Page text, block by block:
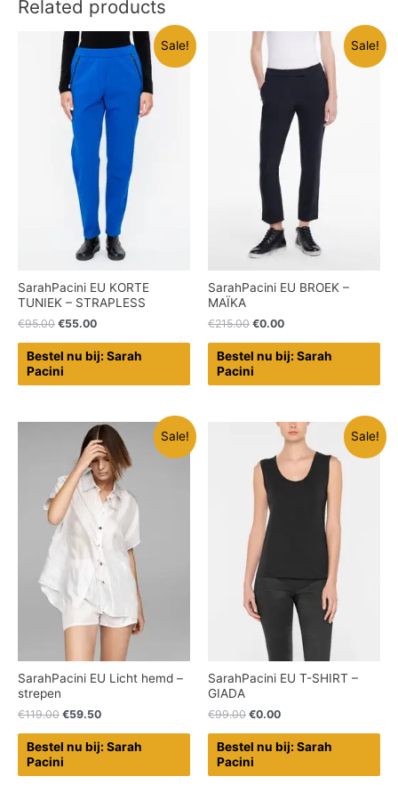
Related products
Sale!
SarahPacini EU KORTE
TUNIEK – STRAPLESS
€95.00 €55.00
Bestel nu bij: Sarah
Pacini
Sale!
SarahPacini EU BROEK –
MAÏKA
€215.00 €0.00
Bestel nu bij: Sarah
Pacini
Sale!
SarahPacini EU Licht hemd –
strepen
€119.00 €59.50
Bestel nu bij: Sarah
Pacini
Sale!
SarahPacini EU T-SHIRT –
GIADA
€99.00 €0.00
Bestel nu bij: Sarah
Pacini